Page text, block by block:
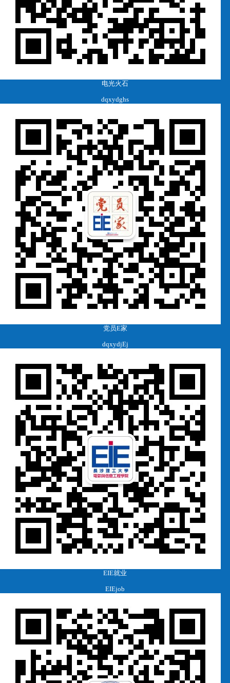
电光火石
dqxydghs
党员E家
dqxydjEj
EIE就业
EIEjob